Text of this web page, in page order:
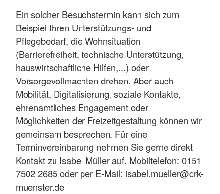
Ein solcher Besuchstermin kann sich zum
Beispiel Ihren Unterstützungs- und
Pflegebedarf, die Wohnsituation
(Barrierefreiheit, technische Unterstützung,
hauswirtschaftliche Hilfen,...) oder
Vorsorgevollmachten drehen. Aber auch
Mobilität, Digitalisierung, soziale Kontakte,
ehrenamtliches Engagement oder
Möglichkeiten der Freizeitgestaltung können wir
gemeinsam besprechen. Für eine
Terminvereinbarung nehmen Sie gerne direkt
Kontakt zu Isabel Müller auf. Mobiltelefon: 0151
7502 2685 oder per E-Mail: isabel.mueller@drk-
muenster.de